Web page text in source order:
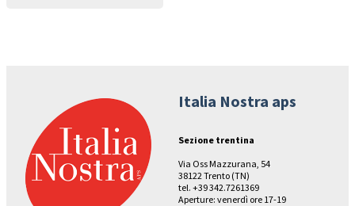
Italia Nostra aps
Sezione trentina
Via Oss Mazzurana, 54
38122 Trento (TN)
tel. +39 342.7261369
Aperture: venerdì ore 17-19